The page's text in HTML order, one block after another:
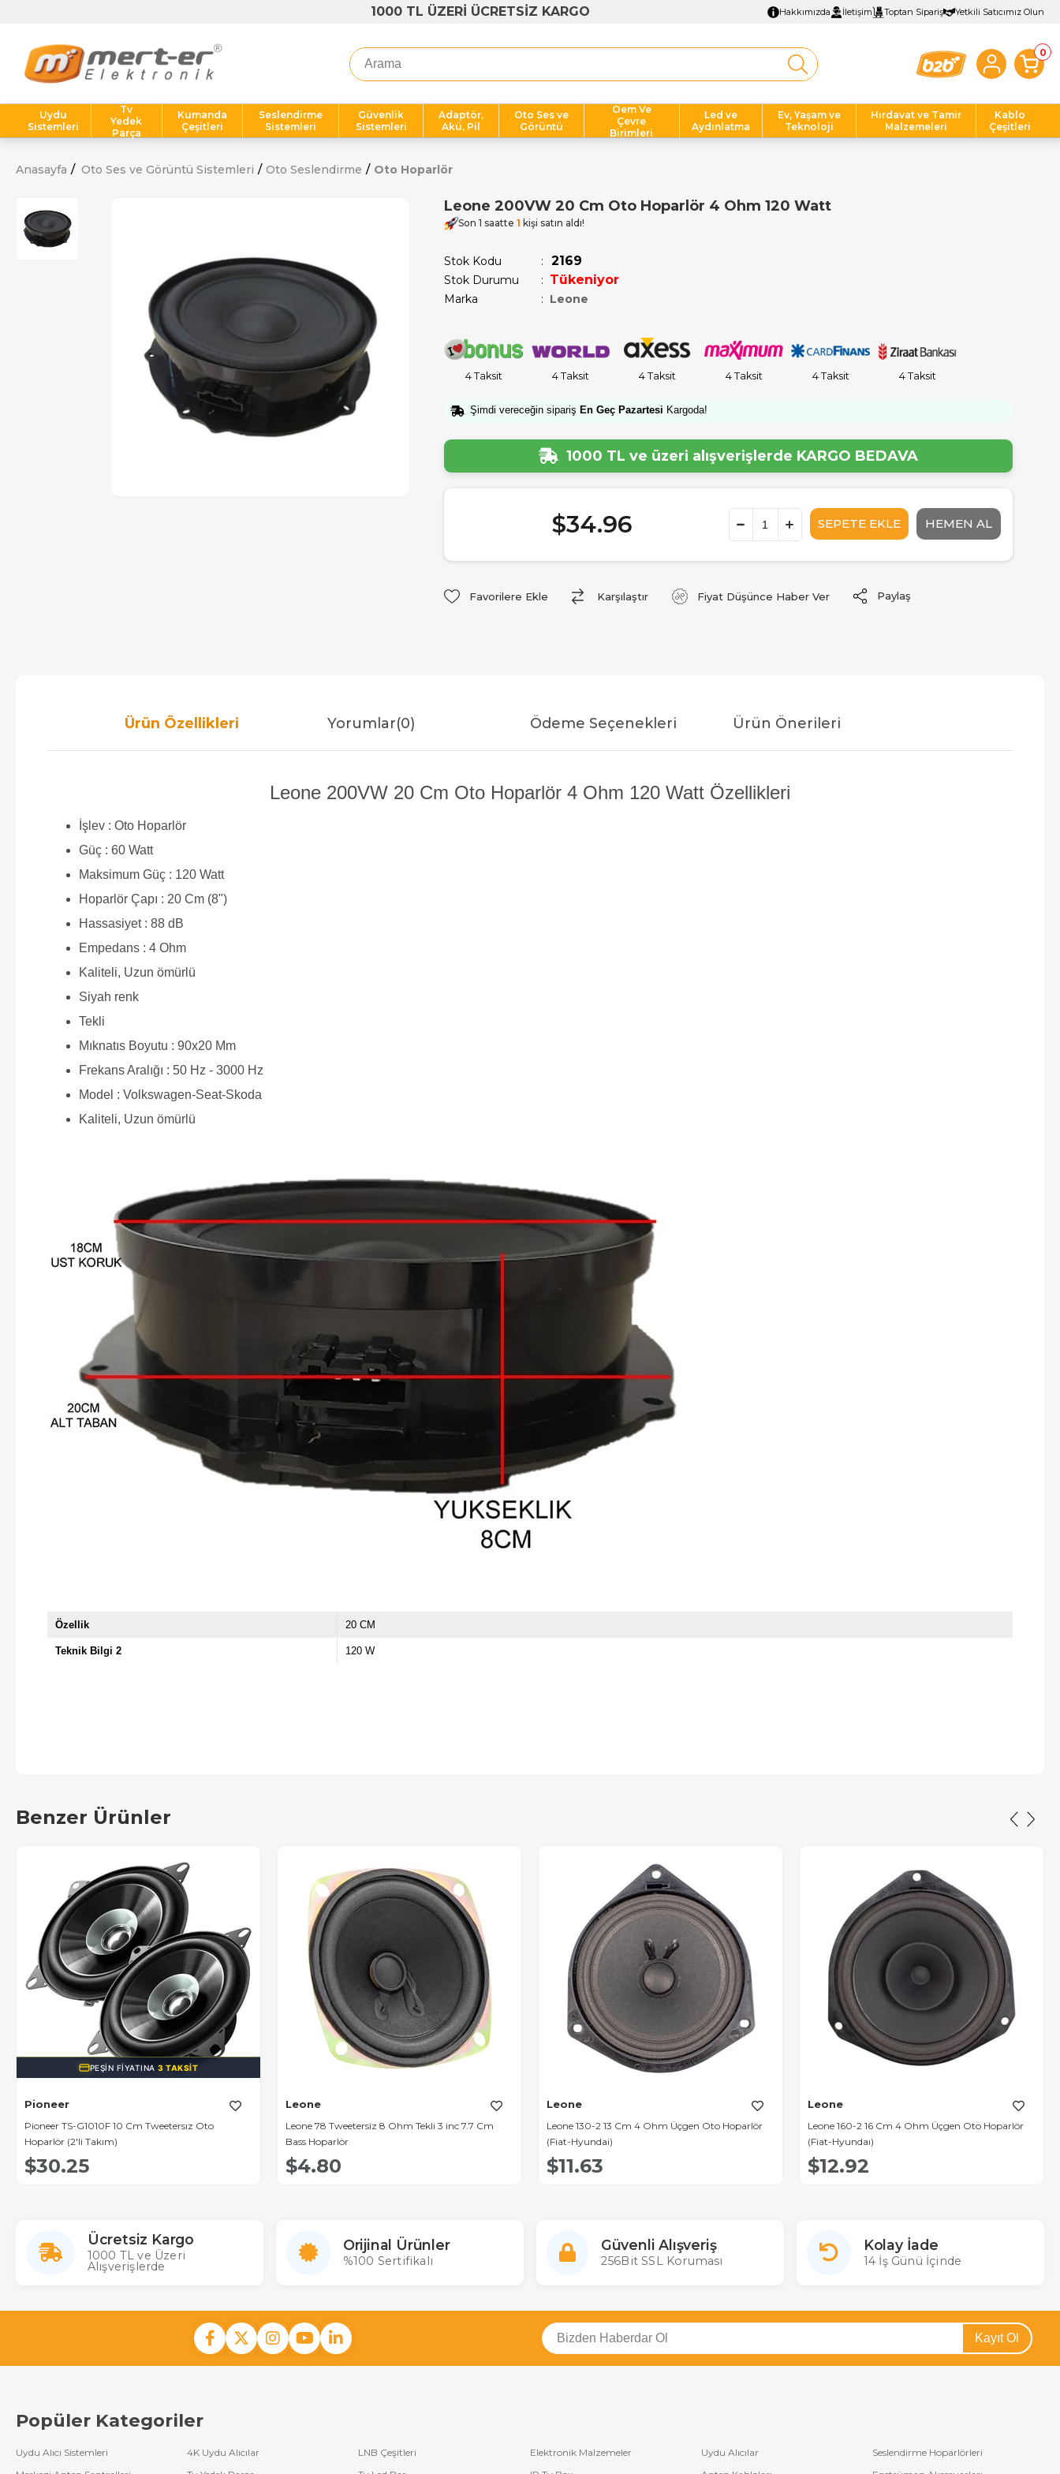
1000 TL ÜZERİ ÜCRETSİZ KARGO Hakkımızda İletişim Toptan Sipariş Yetkili Satıcımız Olun
0
Uydu
Sistemleri
Tv
Yedek
Parça
Kumanda
Çeşitleri
Seslendirme
Sistemleri
Güvenlik
Sistemleri
Adaptör,
Akü, Pil
Oto Ses ve
Görüntü
Oem Ve
Çevre
Birimleri
Led ve
Aydınlatma
Ev, Yaşam ve
Teknoloji
Hırdavat ve Tamir
Malzemeleri
Kablo
Çeşitleri
Anasayfa Oto Ses ve Görüntü Sistemleri Oto Seslendirme Oto Hoparlör
Leone 200VW 20 Cm Oto Hoparlör 4 Ohm 120 Watt
Son 1 saatte 1 kişi satın aldı!
Stok Kodu 2169
Stok Durumu : Tükeniyor
Marka : Leone
4 Taksit 4 Taksit 4 Taksit 4 Taksit 4 Taksit 4 Taksit
Şimdi vereceğin sipariş En Geç Pazartesi Kargoda!
1000 TL ve üzeri alışverişlerde KARGO BEDAVA
$34.96
Favorilere Ekle Karşılaştır Fiyat Düşünce Haber Ver Paylaş
Ürün Özellikleri Yorumlar(0) Ödeme Seçenekleri Ürün Önerileri
Leone 200VW 20 Cm Oto Hoparlör 4 Ohm 120 Watt Özellikleri
İşlev : Oto Hoparlör
Güç : 60 Watt
Maksimum Güç : 120 Watt
Hoparlör Çapı : 20 Cm (8")
Hassasiyet : 88 dB
Empedans : 4 Ohm
Kaliteli, Uzun ömürlü
Siyah renk
Tekli
Mıknatıs Boyutu : 90x20 Mm
Frekans Aralığı : 50 Hz - 3000 Hz
Model : Volkswagen-Seat-Skoda
Kaliteli, Uzun ömürlü
Özellik 20 CM
Teknik Bilgi 2 120 W
Benzer Ürünler
PEŞIN FIYATINA3 TAKSIT
Pioneer
Pioneer TS-G1010F 10 Cm Tweetersız Oto
Hoparlör (2'li Takım)
$30.25
Leone
Leone 78 Tweetersiz 8 Ohm Tekli 3 inc 7.7 Cm
Bass Hoparlör
$4.80
Leone
Leone 130-2 13 Cm 4 Ohm Üçgen Oto Hoparlör
(Fiat-Hyundai)
$11.63
Leone
Leone 160-2 16 Cm 4 Ohm Üçgen Oto Hoparlör
(Fiat-Hyundaı)
$12.92
Ücretsiz Kargo
1000 TL ve Üzeri
Alışverişlerde
Orijinal Ürünler
%100 Sertifikalı
Güvenli Alışveriş
256Bit SSL Koruması
Kolay İade
14 İş Günü İçinde
Kayıt Ol
Popüler Kategoriler
Uydu Alıcı Sistemleri 4K Uydu Alıcılar LNB Çeşitleri Elektronik Malzemeler Uydu Alıcılar
Seslendirme Hoparlörleri